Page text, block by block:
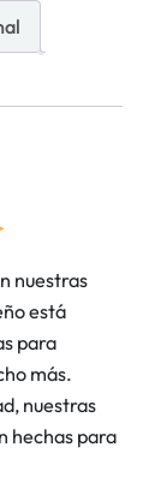
nuestras
está
para
más.
nuestras
hechas para